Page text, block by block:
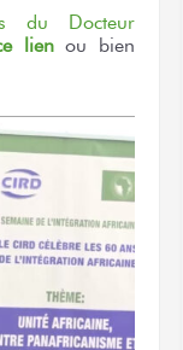
du Docteur
lien ou bien